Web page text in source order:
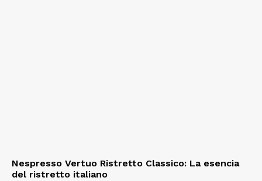
Nespresso Vertuo Ristretto Classico: La esencia
del ristretto italiano